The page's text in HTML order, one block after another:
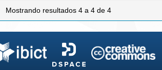
Mostrando resultados 4 a 4 de 4